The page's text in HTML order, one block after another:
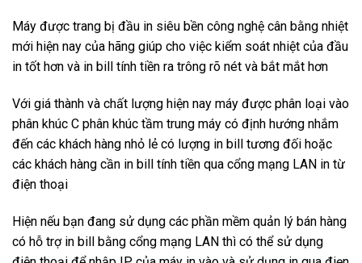
Máy được trang bị đầu in siêu bền công nghệ cân bằng nhiệt
mới hiện nay của hãng giúp cho việc kiểm soát nhiệt của đầu
in tốt hơn và in bill tính tiền ra trông rõ nét và bắt mắt hơn
Với giá thành và chất lượng hiện nay máy được phân loại vào
phân khúc C phân khúc tầm trung máy có định hướng nhắm
đến các khách hàng nhỏ lẻ có lượng in bill tương đối hoặc
các khách hàng cần in bill tính tiền qua cổng mạng LAN in từ
điện thoại
Hiện nếu bạn đang sử dụng các phần mềm quản lý bán hàng
có hỗ trợ in bill bằng cổng mạng LAN thì có thể sử dụng